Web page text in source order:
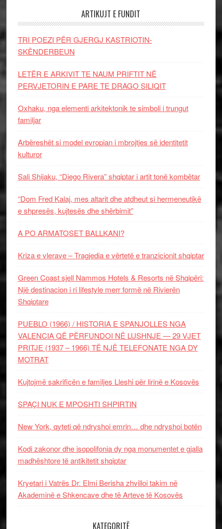
ARTIKUJT E FUNDIT
TRI POEZI PËR GJERGJ KASTRIOTIN-
SKËNDERBEUN
LETËR E ARKIVIT TE NAUM PRIFTIT NË
PERVJETORIN E PARE TE DRAGO SILIQIT
Oxhaku, nga elementi arkitektonik te simboli i trungut
familjar
Arbëreshët si model evropian i mbrojtjes së identitetit
kulturor
Sali Shijaku, “Diego Rivera” shqiptar i artit tonë kombëtar
“Dom Fred Kalaj, mes altarit dhe atdheut si hermeneutikë
e shpresës, kujtesës dhe shërbimit”
A PO ARMATOSET BALLKANI?
Kriza e vlerave – Tragjedia e vërtetë e tranzicionit shqiptar
Green Coast sjell Nammos Hotels & Resorts në Shqipëri:
Një destinacion i ri lifestyle merr formë në Rivierën
Shqiptare
PUEBLO (1966) / HISTORIA E SPANJOLLES NGA
VALENCIA QË PËRFUNDOI NË LUSHNJE — 29 VJET
PRITJE (1937 – 1966) TË NJË TELEFONATE NGA DY
MOTRAT
Kujtojmë sakrificën e familjes Lleshi për lirinë e Kosovës
SPAÇI NUK E MPOSHTI SHPIRTIN
New York, qyteti që ndryshoi emrin… dhe ndryshoi botën
Kodi zakonor dhe isopolifonia dy nga monumentet e gjalla
madhështore të antikitetit shqiptar
Kryetari i Vatrës Dr. Elmi Berisha zhvilloi takim në
Akademinë e Shkencave dhe të Arteve të Kosovës
KATEGORITË